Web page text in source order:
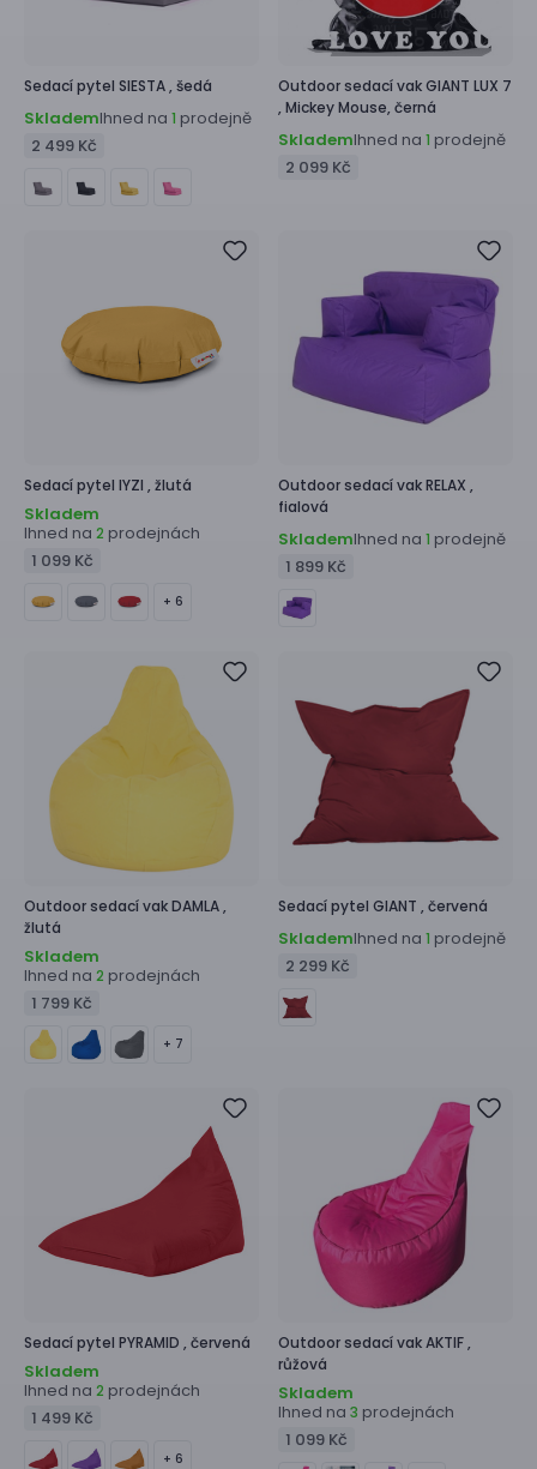
Sedací pytel SIESTA , šedá
SklademIhned na 1 prodejně
2 499 Kč
Outdoor sedací vakGIANT LUX 7
, Mickey Mouse, černá
SklademIhned na 1 prodejně
2 099 Kč
Sedací pytel IYZI , žlutá
Skladem
Ihned na 2 prodejnách
1 099 Kč
+ 6
Outdoor sedací vakRELAX ,
fialová
SklademIhned na 1 prodejně
1 899 Kč
Outdoor sedací vakDAMLA ,
žlutá
Skladem
Ihned na 2 prodejnách
1 799 Kč
+ 7
Sedací pytel GIANT , červená
SklademIhned na 1 prodejně
2 299 Kč
Sedací pytel PYRAMID , červená
Skladem
Ihned na 2 prodejnách
1 499 Kč
+ 6
Outdoor sedací vakAKTIF ,
růžová
Skladem
Ihned na 3 prodejnách
1 099 Kč